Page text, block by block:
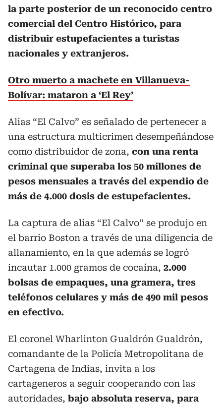
la parte posterior de un reconocido centro
comercial del Centro Histórico, para
distribuir estupefacientes a turistas
nacionales y extranjeros.
Otro muerto a machete en Villanueva-
Bolívar: mataron a ‘El Rey’
Alias “El Calvo” es señalado de pertenecer a
una estructura multicrimen desempeñándose
como distribuidor de zona, con una renta
criminal que superaba los 50 millones de
pesos mensuales a través del expendio de
más de 4.000 dosis de estupefacientes.
La captura de alias “El Calvo” se produjo en
el barrio Boston a través de una diligencia de
allanamiento, en la que además se logró
incautar 1.000 gramos de cocaína, 2.000
bolsas de empaques, una gramera, tres
teléfonos celulares y más de 490 mil pesos
en efectivo.
El coronel Wharlinton Gualdrón Gualdrón,
comandante de la Policía Metropolitana de
Cartagena de Indias, invita a los
cartageneros a seguir cooperando con las
autoridades, bajo absoluta reserva, para